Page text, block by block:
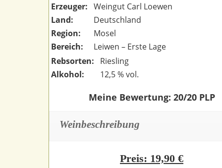
Erzeuger:
Weingut Carl Loewen
Land:
Deutschland
Region:
Mosel
Bereich:
Leiwen – Erste Lage
Rebsorten:
Riesling
Alkohol:
12,5 % vol.
Meine Bewertung: 20/20 PLP
Weinbeschreibung
Preis: 19,90 €